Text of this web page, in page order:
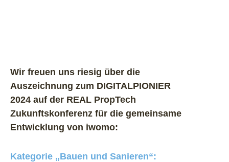
Als Ergebnis erhält der Bearbeiter eine E-
Mail mit einer Maßnahmenplanung in Excel
und einer weiteren für die Beauftragung der
Handwerksfirmen.
Wir freuen uns riesig über die
Auszeichnung zum DIGITALPIONIER
2024 auf der REAL PropTech
Zukunftskonferenz für die gemeinsame
Entwicklung von iwomo:
Kategorie „Bauen und Sanieren“: